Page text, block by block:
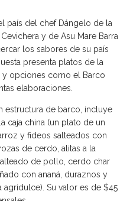
país del chef Dángelo de la
y de Asu Mare Barra
los sabores de su país
presenta platos de la
y opciones como el Barco
elaboraciones.
estructura de barco, incluye
caja china (un plato de un
y fideos salteados con
de cerdo, alitas a la
de pollo, cerdo char
con ananá, duraznos y
agridulce). Su valor es de $45